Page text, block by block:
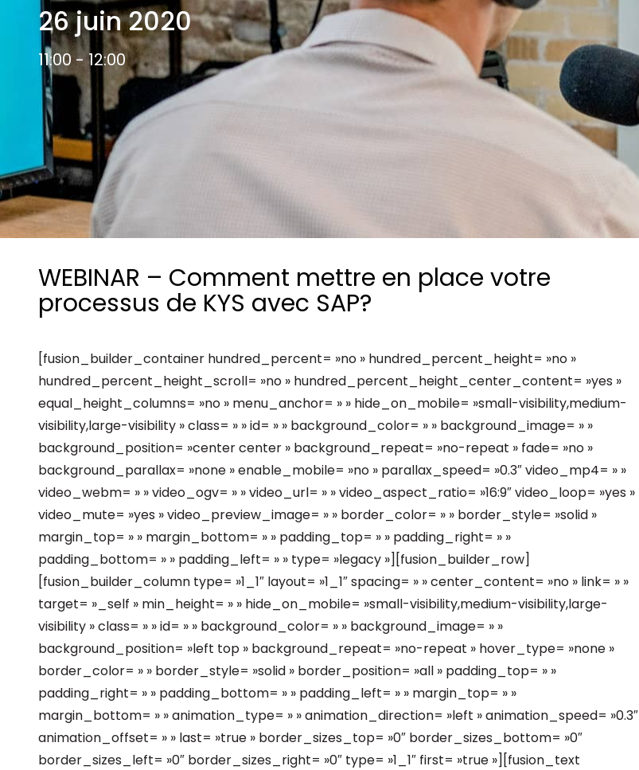
Prendre de meilleures
décisions ​et adopter les
bonnes stratégies​ grâce à
l’attitude de paiement
Les principes qui guident nos équipes et
nos engagements.
Découvrir nos valeurs
Consultez les informations relatives à
notre évaluation EcoVadis.
Consulter le rapport
26 juin 2020
11:00 - 12:00
WEBINAR – Comment mettre en place votre
processus de KYS avec SAP?
[fusion_builder_container hundred_percent= »no » hundred_percent_height= »no »
hundred_percent_height_scroll= »no » hundred_percent_height_center_content= »yes »
equal_height_columns= »no » menu_anchor= » » hide_on_mobile= »small-visibility,medium-
visibility,large-visibility » class= » » id= » » background_color= » » background_image= » »
background_position= »center center » background_repeat= »no-repeat » fade= »no »
background_parallax= »none » enable_mobile= »no » parallax_speed= »0.3″ video_mp4= » »
video_webm= » » video_ogv= » » video_url= » » video_aspect_ratio= »16:9″ video_loop= »yes »
video_mute= »yes » video_preview_image= » » border_color= » » border_style= »solid »
margin_top= » » margin_bottom= » » padding_top= » » padding_right= » »
padding_bottom= » » padding_left= » » type= »legacy »][fusion_builder_row]
[fusion_builder_column type= »1_1″ layout= »1_1″ spacing= » » center_content= »no » link= » »
target= »_self » min_height= » » hide_on_mobile= »small-visibility,medium-visibility,large-
visibility » class= » » id= » » background_color= » » background_image= » »
background_position= »left top » background_repeat= »no-repeat » hover_type= »none »
border_color= » » border_style= »solid » border_position= »all » padding_top= » »
padding_right= » » padding_bottom= » » padding_left= » » margin_top= » »
margin_bottom= » » animation_type= » » animation_direction= »left » animation_speed= »0.3″
animation_offset= » » last= »true » border_sizes_top= »0″ border_sizes_bottom= »0″
border_sizes_left= »0″ border_sizes_right= »0″ type= »1_1″ first= »true »][fusion_text